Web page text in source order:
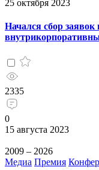
25 октября 2023
Начался сбор заявок
2335
0
15 августа 2023
2009 – 2026
Медиа Премия